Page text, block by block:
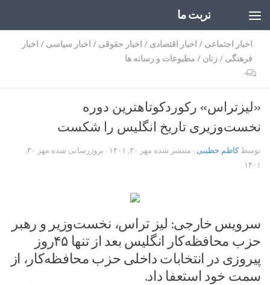
تربت ما
اخبار اجتماعی / اخبار اقتصادی / اخبار حقوقی / اخبار سیاسی / اخبار
فرهنگی /زنان / مطبوعات و رسانه ها
۰
«لیزتراس» رکوردکوتاهترین دوره
نخست‌وزیری تاریخ انگلیس را شکست
توسطکاظم خطیبی · منتشر شده مهر ۳۰, ۱۴۰۱ · بروزرسانی شده
مهر ۳۰,
۱۴۰۱
سرویس خارجی: لیز تراس، نخست‌وزیر و رهبر
حزب محافظه‌کار انگلیس بعد از تنها ۴۵روز
پیروزی در انتخابات داخلی حزب محافظه‌کار، از
سمت خود استعفا داد.